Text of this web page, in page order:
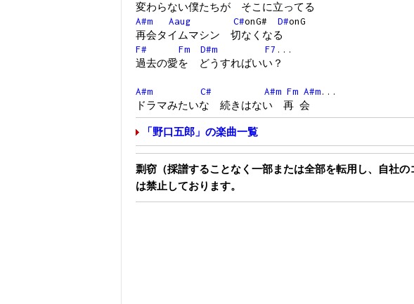
変わらない僕たちが そこに立ってる
A#m
Aaug C#onG# D#onG
再会タイムマシン 切なくなる
F#
Fm D#m F7 ...
過去の愛を どうすればいい？
A#m C# A#m Fm A#m...
ドラマみたいな 続きはない 再 会
「野口五郎」の楽曲一覧
剽窃（採譜することなく一部または全部を転用し、自社
は禁止しております。